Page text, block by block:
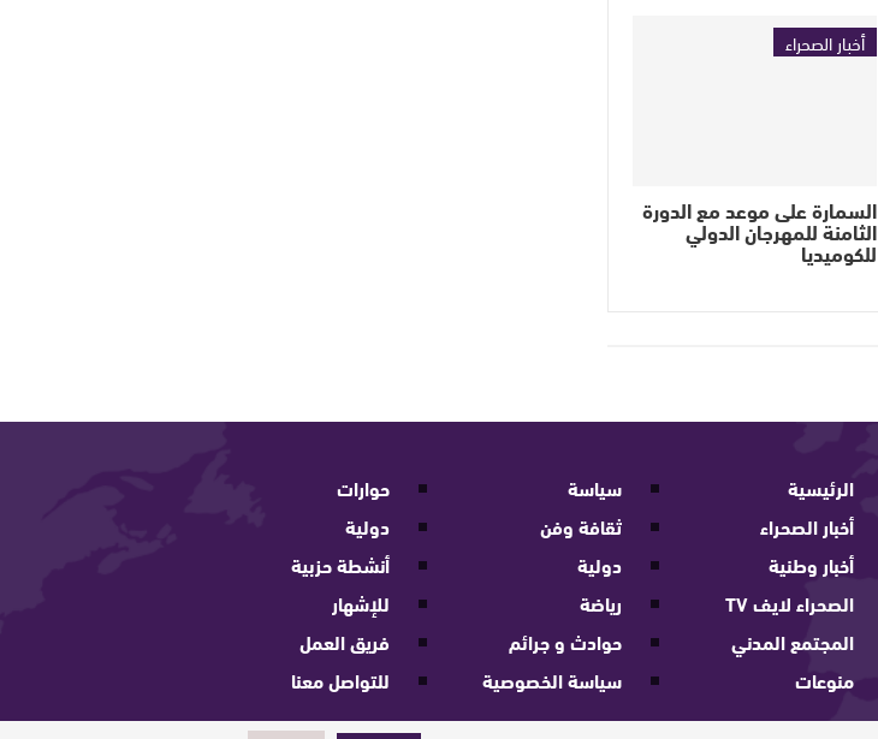
أخبار الصحراء
السمارة على موعد مع الدورة
الثامنة للمهرجان الدولي
للكوميديا
الرئيسية
أخبار الصحراء
أخبار وطنية
الصحراء لايف TV
المجتمع المدني
منوعات
سياسة
ثقافة وفن
دولية
رياضة
حوادث و جرائم
سياسة الخصوصية
حوارات
دولية
أنشطة حزبية
للإشهار
فريق العمل
للتواصل معنا